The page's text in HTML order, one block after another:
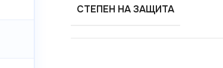
СТЕПЕН НА ЗАЩИТА